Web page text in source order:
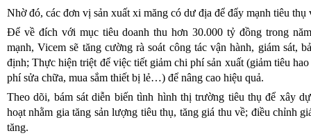
Nhờ đó, các đơn vị sản xuất xi măng có dư địa để đẩy mạnh tiêu
Để về đích với mục tiêu doanh thu hơn 30.000 tỷ đồng trong
mạnh, Vicem sẽ tăng cường rà soát công tác vận hành, giám sát,
định; Thực hiện triệt để việc tiết giảm chi phí sản xuất (giảm tiêu
phí sửa chữa, mua sắm thiết bị lẻ…) để nâng cao hiệu quả.
Theo dõi, bám sát diễn biến tình hình thị trường tiêu thụ để xây
hoạt nhằm gia tăng sản lượng tiêu thụ, tăng giá thu về; điều chỉnh
tăng.